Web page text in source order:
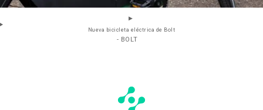
Nueva bicicleta eléctrica de Bolt
- BOLT